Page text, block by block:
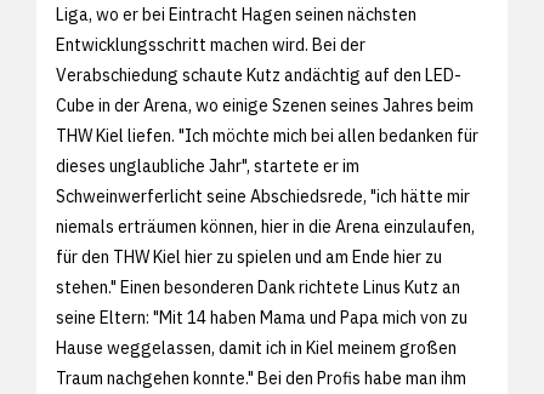
Liga, wo er bei Eintracht Hagen seinen nächsten
Entwicklungsschritt machen wird. Bei der
Verabschiedung schaute Kutz andächtig auf den LED-
Cube in der Arena, wo einige Szenen seines Jahres beim
THW Kiel liefen. "Ich möchte mich bei allen bedanken für
dieses unglaubliche Jahr", startete er im
Schweinwerferlicht seine Abschiedsrede, "ich hätte mir
niemals erträumen können, hier in die Arena einzulaufen,
für den THW Kiel hier zu spielen und am Ende hier zu
stehen." Einen besonderen Dank richtete Linus Kutz an
seine Eltern: "Mit 14 haben Mama und Papa mich von zu
Hause weggelassen, damit ich in Kiel meinem großen
Traum nachgehen konnte." Bei den Profis habe man ihm